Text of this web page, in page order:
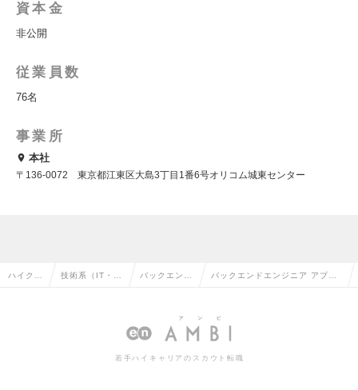
資本金
非公開
従業員数
76名
事業所
本社
〒136‐0072 東京都江東区大島3丁目1番6号オリコム城東センター
ハイクラ 技術系（IT・W バックエンド
転職
バックエンドエンジニア アプリ
の求人情報
若手ハイキャリアのスカウト転職